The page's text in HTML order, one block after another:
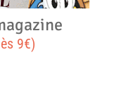
9€)